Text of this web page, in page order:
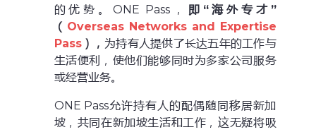
的优势。ONE Pass， 即“海外专才”
（ Overseas Networks and Expertise
Pass），为持有人提供了长达五年的工作与
生活便利，使他们能够同时为多家公司服务
或经营业务。
ONE Pass允许持有人的配偶随同移居新加
坡，共同在新加坡生活和工作，这无疑将吸